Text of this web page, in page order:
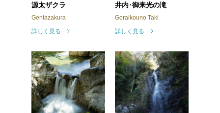
源太ザクラ
Gentazakura
詳しく見る
井内･御来光の滝
Goraikouno Taki
詳しく見る